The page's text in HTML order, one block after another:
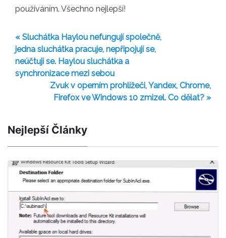
používáním. Všechno nejlepší!
« Sluchátka Haylou nefungují společně,
jedna sluchátka pracuje, nepřipojují se,
neúčtují se. Haylou sluchátka a
synchronizace mezi sebou
Zvuk v operním prohlížeči, Yandex, Chrome,
Firefox ve Windows 10 zmizel. Co dělat? »
Nejlepší Články